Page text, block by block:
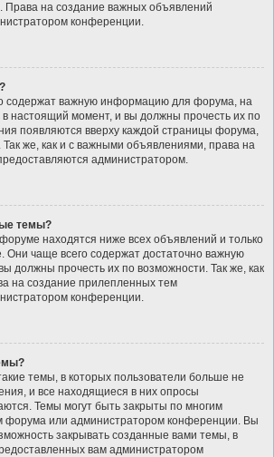
на создание важных объявлений
конференции.
содержат важную информацию для форума, на
в настоящий момент, и вы должны прочесть их по
появляются вверху каждой страницы форума,
же, как и с важными объявлениями, права на
администратором.
темы?
находятся ниже всех объявлений и только
Они чаще всего содержат достаточно важную
должны прочесть их по возможности. Так же, как
на создание прилепленных тем
конференции.
темы, в которых пользователи больше не
и все находящиеся в них опросы
Темы могут быть закрыты по многим
форума или администратором конференции. Вы
закрывать созданные вами темы, в
вам администратором